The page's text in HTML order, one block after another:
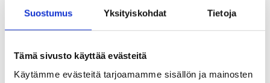
Suostumus Yksityiskohdat Tietoja
Tämä sivusto käyttää evästeitä
Käytämme evästeitä tarjoamamme sisällön ja mainosten